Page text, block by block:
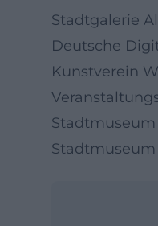
Stadtgalerie
Deutsche
Kunstverein
Stadtmuseum